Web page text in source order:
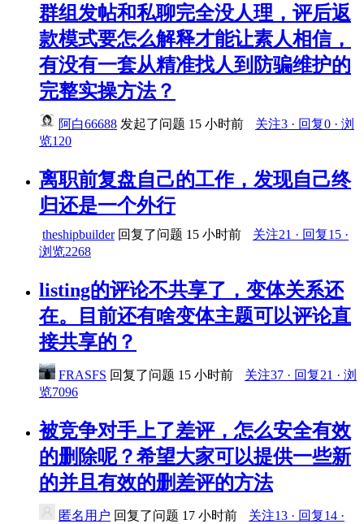
群组发帖和私聊完全没人理，评后返
款模式要怎么解释才能让素人相信，
有没有一套从精准找人到防骗维护的
完整实操方法？
阿白66688 发起了问题 15 小时前
关注3 · 回复0 · 浏
览120
离职前复盘自己的工作，发现自己终
归还是一个外行
theshipbuilder回复了问题 15 小时前
关注21 · 回复15 ·
浏览2268
listing的评论不共享了，变体关系还
在。目前还有啥变体主题可以评论直
接共享的？
FRASFS 回复了问题 15 小时前
关注37 · 回复21 · 浏
览7096
被竞争对手上了差评，怎么安全有效
的删除呢？希望大家可以提供一些新
的并且有效的删差评的方法
匿名用户 回复了问题 17 小时前
关注13 · 回复14 ·